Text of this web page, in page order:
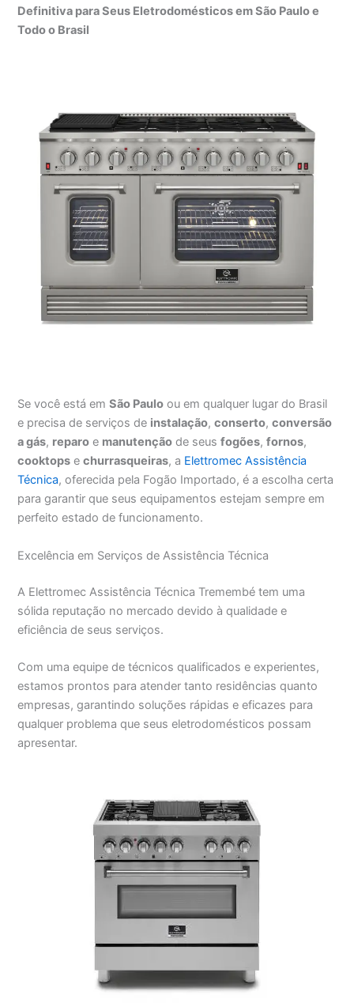
Definitiva para Seus Eletrodomésticos em São Paulo e
Todo o Brasil
Se você está emSão Paulo ou em qualquer lugar do Brasil
e precisa de serviços de instalação,conserto,conversão
a gás, reparo e manutenção de seusfogões,fornos,
cooktops echurrasqueiras, a Elettromec Assistência
Técnica, oferecida pela Fogão Importado, é a escolha certa
para garantir que seus equipamentos estejam sempre em
perfeito estado de funcionamento.
Excelência em Serviços de Assistência Técnica
A Elettromec Assistência Técnica Tremembé tem uma
sólida reputação no mercado devido à qualidade e
eficiência de seus serviços.
Com uma equipe de técnicos qualificados e experientes,
estamos prontos para atender tanto residências quanto
empresas, garantindo soluções rápidas e eficazes para
qualquer problema que seus eletrodomésticos possam
apresentar.